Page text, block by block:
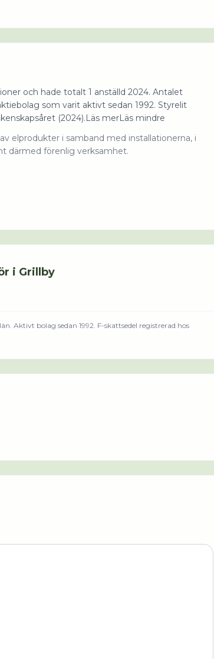
och hade totalt 1 anställd 2024. Antalet
som varit aktivt sedan 1992. Styrelit
(2024).Läs merLäs mindre
elprodukter i samband med installationerna, i
därmed förenlig verksamhet.
i Grillby
. Aktivt bolag sedan 1992. F-skattsedel registrerad hos